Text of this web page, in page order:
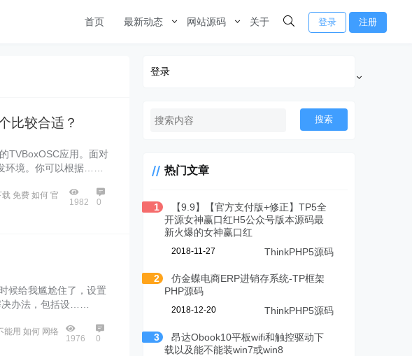
首页 最新动态 网站源码 关于 登录 注册
比较合适？
TVBoxOSC应用。面对
环境。你可以根据……
载 免费 如何 官
1982 0
候给我尴尬住了，设置
决办法，包括设……
能用 如何 网络
1976 0
登录
搜索
热门文章
1
【9.9】【官方支付版+修正】TP5全
开源女神赢口红H5公众号版本源码最
新火爆的女神赢口红
2018-11-27 ThinkPHP5源码
2
仿金蝶电商ERP进销存系统-TP框架
PHP源码
2018-12-20 ThinkPHP5源码
3
昂达Obook10平板wifi和触控驱动下
载以及能不能装win7或win8